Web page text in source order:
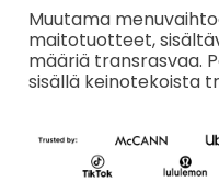
Muutama
maitotuotteet,
määriä transrasvaa.
sisällä keinotekoista